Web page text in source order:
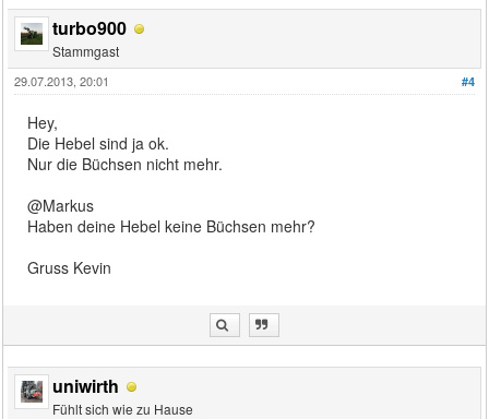
turbo900
Stammgast
#4
29.07.2013, 20:01
Hey,
Die Hebel sind ja ok.
Nur die Büchsen nicht mehr.
@Markus
Haben deine Hebel keine Büchsen mehr?
Gruss Kevin
uniwirth
Fühlt sich wie zu Hause